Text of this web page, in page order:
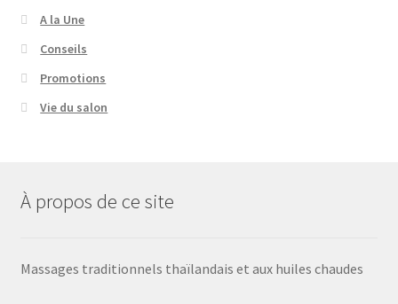
A la Une
Conseils
Promotions
Vie du salon
À propos de ce site
Massages traditionnels thaïlandais et aux huiles chaudes